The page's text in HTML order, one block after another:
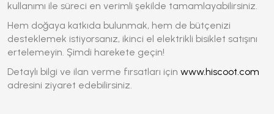
kullanımı ile süreci en verimli şekilde tamamlayabilirsiniz.
Hem doğaya katkıda bulunmak, hem de bütçenizi
desteklemek istiyorsanız, ikinci el elektrikli bisiklet satışını
ertelemeyin. Şimdi harekete geçin!
Detaylı bilgi ve ilan verme fırsatları için www.hiscoot.com
adresini ziyaret edebilirsiniz.